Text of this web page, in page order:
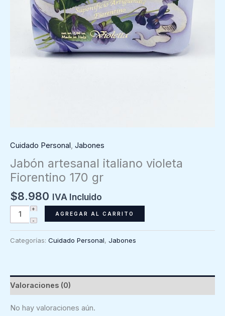
Cuidado Personal, Jabones
Jabón artesanal italiano violeta
Fiorentino 170 gr
$8.980 IVA Incluido
Jabón
artesanal
violeta
gr
cantidad
AGREGAR AL CARRITO
Categorías: Cuidado Personal, Jabones
Valoraciones (0)
No hay valoraciones aún.